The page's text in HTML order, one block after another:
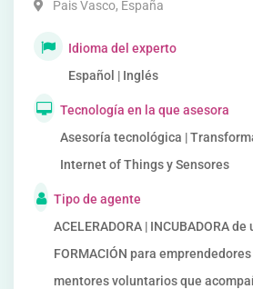
Pais Vasco, España
Idioma del experto
Español | Inglés
Tecnología en la que asesora
Asesoría tecnológica |
Internet of Things y Sensores
Tipo de agente
ACELERADORA | INCUBADORA
FORMACIÓN para emprendedores
mentores voluntarios que